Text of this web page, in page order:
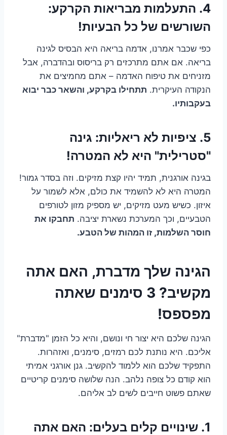
4. התעלמות מבריאות הקרקע:
השורשים של כל הבעיות!
כפי שכבר אמרנו, אדמה בריאה היא הבסיס לגינה
בריאה. אם אתם מתרכזים רק בריסוס ובהדברה, אבל
מזניחים את טיפוח האדמה – אתם מחמיצים את
הנקודה העיקרית. תתחילו בקרקע, והשאר כבר יבוא
בעקבותיו.
5. ציפיות לא ריאליות: גינה
"סטרילית" היא לא המטרה!
בגינה אורגנית, תמיד יהיו קצת מזיקים. וזה בסדר גמור!
המטרה היא לא להשמיד את כולם, אלא לשמור על
איזון. כשיש מעט מזיקים, יש מספיק מזון לטורפים
הטבעיים, וכך המערכת נשארת יציבה. תחבקו את
חוסר השלמות, זו המהות של הטבע.
הגינה שלך מדברת, האם אתה
מקשיב? 3 סימנים שאתה
מפספס!
הגינה שלכם היא יצור חי ונושם, והיא כל הזמן "מדברת"
אליכם. היא נותנת לכם רמזים, סימנים, ואזהרות.
התפקיד שלכם הוא ללמוד להקשיב. גנן אורגני אמיתי
הוא קודם כל צופה נלהב. הנה שלושה סימנים קריטיים
שאתם פשוט חייבים לשים לב אליהם.
1. שינויים קלים בעלים: האם אתה